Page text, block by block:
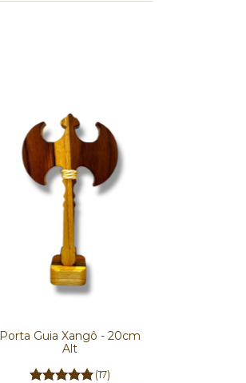
Porta Guia Xangô - 20cm
Alt
(17)